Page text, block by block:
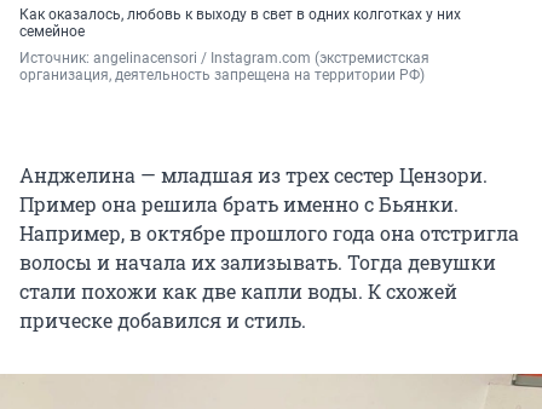
Как оказалось, любовь к выходу в свет в одних колготках у них
семейное
Источник: angelinacensori / Instagram.com (экстремистская
организация, деятельность запрещена на территории РФ)
Анджелина — младшая из трех сестер Цензори.
Пример она решила брать именно с Бьянки.
Например, в октябре прошлого года она отстригла
волосы и начала их зализывать. Тогда девушки
стали похожи как две капли воды. К схожей
прическе добавился и стиль.